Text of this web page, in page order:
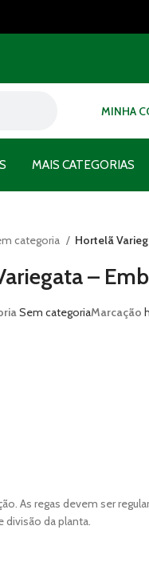
MINHA
MAIS CATEGORIAS
categoria Hortelã
–
Sem categoriaMarcação
As regas devem ser
da planta.